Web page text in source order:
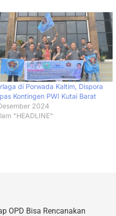
di Porwada Kaltim, Dispora
Kontingen PWI Kutai Barat
2024
"HEADLINE"
OPD Bisa Rencanakan